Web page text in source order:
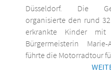
Düsseldorf. Die
organisierte den rund
erkrankte Kinder mit
Bürgermeisterin Marie-
führte die Motorradtour